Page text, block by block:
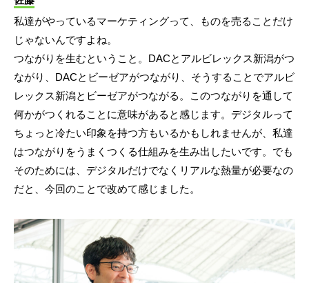
私達がやっているマーケティングって、ものを売ることだけ
じゃないんですよね。
つながりを生むということ。DACとアルビレックス新潟がつ
ながり、DACとビーゼアがつながり、そうすることでアルビ
レックス新潟とビーゼアがつながる。このつながりを通して
何かがつくれることに意味があると感じます。デジタルって
ちょっと冷たい印象を持つ方もいるかもしれませんが、私達
はつながりをうまくつくる仕組みを生み出したいです。でも
そのためには、デジタルだけでなくリアルな熱量が必要なの
だと、今回のことで改めて感じました。